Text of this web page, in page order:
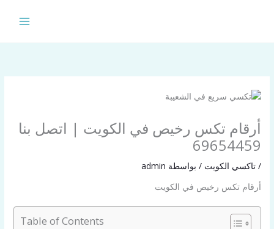
أرقام تكس رخيص في الكويت | اتصل بنا
69654459
/تاكسي الكويت / بواسطة admin
أرقام تكس رخيص في الكويت
Table of Contents